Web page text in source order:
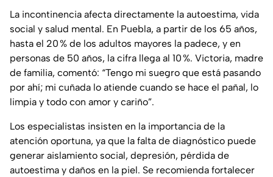
La incontinencia afecta directamente la autoestima, vida
social y salud mental. En Puebla, a partir de los 65 años,
hasta el 20 % de los adultos mayores la padece, y en
personas de 50 años, la cifra llega al 10 %. Victoria, madre
de familia, comentó: “Tengo mi suegro que está pasando
por ahí; mi cuñada lo atiende cuando se hace el pañal, lo
limpia y todo con amor y cariño”.
Los especialistas insisten en la importancia de la
atención oportuna, ya que la falta de diagnóstico puede
generar aislamiento social, depresión, pérdida de
autoestima y daños en la piel. Se recomienda fortalecer